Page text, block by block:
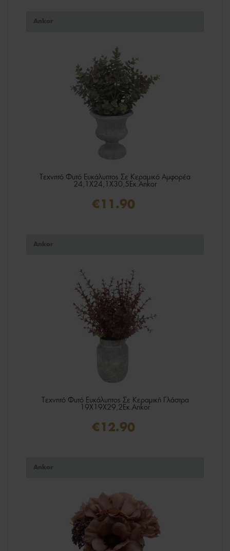
Ankor
Τεχνητό Φυτό Ευκάλυπτος Σε Κεραμικό Αμφορέα
24,1X24,1X30,5Εκ.Ankor
€11.90
Ankor
Τεχνητό Φυτό Ευκάλυπτος Σε Κεραμική Γλάστρα
19X19X29,2Εκ.Ankor
€12.90
Ankor